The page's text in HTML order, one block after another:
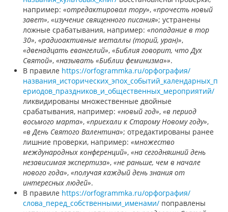
например: «отредактировал тору», «прочесть новый
завет», «изучение священного писания»; устранены
ложные срабатывания, например: «попадание в тор
30», «радиоактивные металлы (торий, уран)»,
«двенадцать евангелий», «Библия говорит, что Дух
Святой», «называть «Библии феминизма»».
В правиле https://orfogrammka.ru/орфография/
названия_исторических_эпох_событий_календарных_п
ериодов_праздников_и_общественных_мероприятий/
ликвидированы множественные двойные
срабатывания, например: «новый год», «в период
восьмого марта», «приехали к Старому Новому году»,
«в День Святого Валентина»; отредактированы ранее
лишние проверки, например: «множество
международных конференций», «на сегодняшний день
независимая экспертиза», «не раньше, чем в начале
нового года», «получая каждый день знания от
интересных людей».
В правиле https://orfogrammka.ru/орфография/
слова_перед_собственными_именами/ поправлены